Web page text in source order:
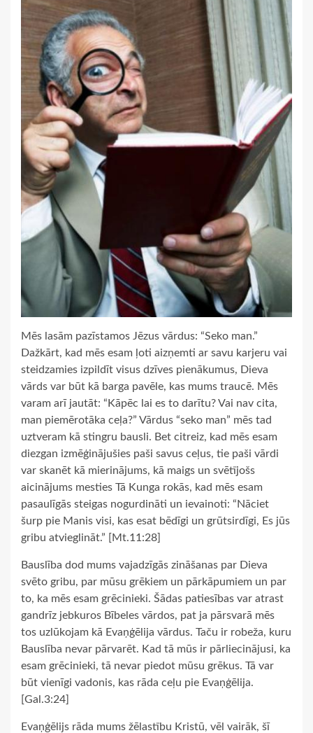
Mēs lasām pazīstamos Jēzus vārdus: “Seko man.”
Dažkārt, kad mēs esam ļoti aizņemti ar savu karjeru vai
steidzamies izpildīt visus dzīves pienākumus, Dieva
vārds var būt kā barga pavēle, kas mums traucē. Mēs
varam arī jautāt: “Kāpēc lai es to darītu? Vai nav cita,
man piemērotāka ceļa?” Vārdus “seko man” mēs tad
uztveram kā stingru bausli. Bet citreiz, kad mēs esam
diezgan izmēģinājušies paši savus ceļus, tie paši vārdi
var skanēt kā mierinājums, kā maigs un svētījošs
aicinājums mesties Tā Kunga rokās, kad mēs esam
pasaulīgās steigas nogurdināti un ievainoti: “Nāciet
šurp pie Manis visi, kas esat bēdīgi un grūtsirdīgi, Es jūs
gribu atvieglināt.” [Mt.11:28]
Bauslība dod mums vajadzīgās zināšanas par Dieva
svēto gribu, par mūsu grēkiem un pārkāpumiem un par
to, ka mēs esam grēcinieki. Šādas patiesības var atrast
gandrīz jebkuros Bībeles vārdos, pat ja pārsvarā mēs
tos uzlūkojam kā Evaņģēlija vārdus. Taču ir robeža, kuru
Bauslība nevar pārvarēt. Kad tā mūs ir pārliecinājusi, ka
esam grēcinieki, tā nevar piedot mūsu grēkus. Tā var
būt vienīgi vadonis, kas rāda ceļu pie Evaņģēlija.
[Gal.3:24]
Evaņģēlijs rāda mums žēlastību Kristū, vēl vairāk, šī